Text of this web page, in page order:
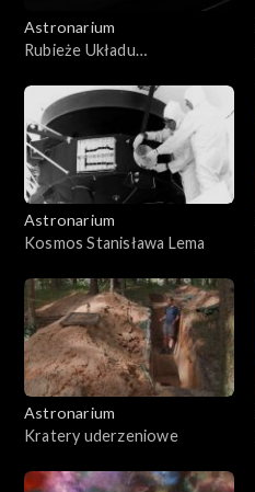
Astronarium
Rubieże Układu
Astronarium
Kosmos Stanisława Lema
Astronarium
Kratery uderzeniowe